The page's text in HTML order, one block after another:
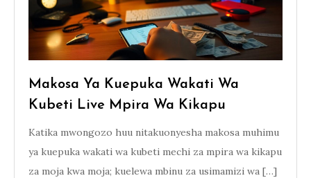
Makosa Ya Kuepuka Wakati Wa
Kubeti Live Mpira Wa Kikapu
Katika mwongozo huu nitakuonyesha makosa muhimu
ya kuepuka wakati wa kubeti mechi za mpira wa kikapu
za moja kwa moja; kuelewa mbinu za usimamizi wa […]